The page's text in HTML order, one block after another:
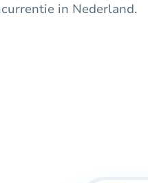
in Nederland.